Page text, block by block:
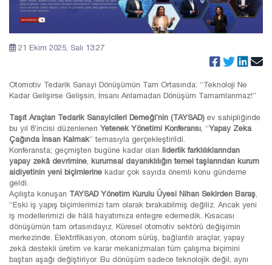
21 Ekim 2025, Salı 13:27
Otomotiv Tedarik Sanayi Dönüşümün Tam Ortasında: “Teknoloji Ne
Kadar Gelişirse Gelişsin, İnsanı Anlamadan Dönüşüm Tamamlanmaz!”
Taşıt Araçları Tedarik Sanayicileri Derneği’nin (TAYSAD) ev sahipliğinde
bu yıl 8’incisi düzenlenen Yetenek Yönetimi Konferansı, “Yapay Zeka
Çağında İnsan Kalmak” temasıyla gerçekleştirildi.
Konferansta; geçmişten bugüne kadar olan liderlik farklılıklarından
yapay zekâ devrimine, kurumsal dayanıklılığın temel taşlarından kurum
aidiyetinin yeni biçimlerine kadar çok sayıda önemli konu gündeme
geldi.
Açılışta konuşan TAYSAD Yönetim Kurulu Üyesi Nihan Sekirden Baraş,
“Eski iş yapış biçimlerimizi tam olarak bırakabilmiş değiliz. Ancak yeni
iş modellerimizi de hâlâ hayatımıza entegre edemedik. Kısacası
dönüşümün tam ortasındayız. Küresel otomotiv sektörü değişimin
merkezinde. Elektrifikasyon, otonom sürüş, bağlantılı araçlar, yapay
zekâ destekli üretim ve karar mekanizmaları tüm çalışma biçimini
baştan aşağı değiştiriyor. Bu dönüşüm sadece teknolojik değil, aynı